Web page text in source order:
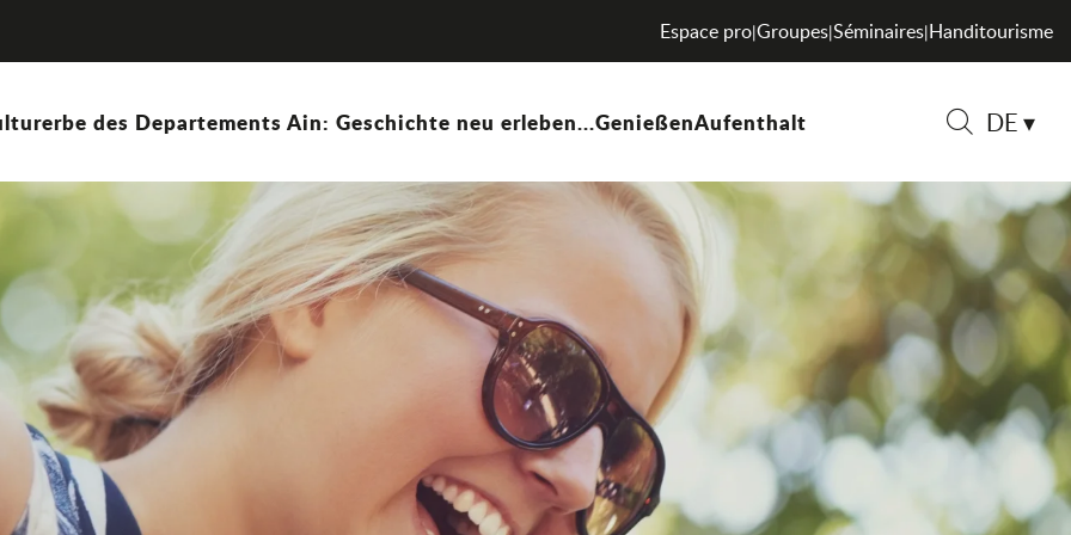
DE
Espace pro|Groupes|Séminaires|Handitourisme
des Departements Ain: Geschichte neu erleben...GenießenAufenthalt